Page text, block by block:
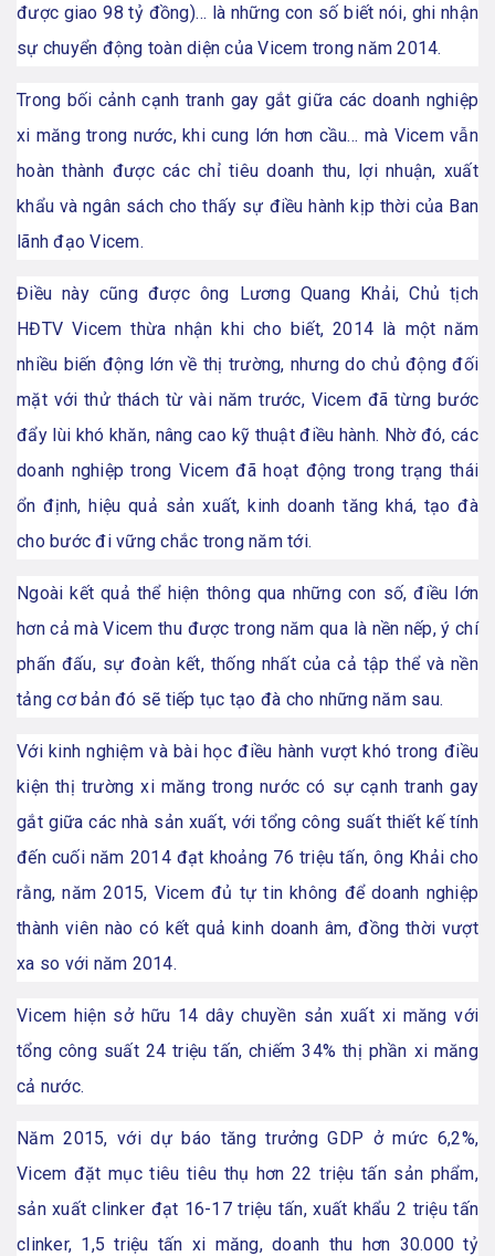
được giao 98 tỷ đồng)… là những con số biết nói, ghi nhận
sự chuyển động toàn diện của Vicem trong năm 2014.
Trong bối cảnh cạnh tranh gay gắt giữa các doanh nghiệp
xi măng trong nước, khi cung lớn hơn cầu… mà Vicem vẫn
hoàn thành được các chỉ tiêu doanh thu, lợi nhuận, xuất
khẩu và ngân sách cho thấy sự điều hành kịp thời của Ban
lãnh đạo Vicem.
Điều này cũng được ông Lương Quang Khải, Chủ tịch
HĐTV Vicem thừa nhận khi cho biết, 2014 là một năm
nhiều biến động lớn về thị trường, nhưng do chủ động đối
mặt với thử thách từ vài năm trước, Vicem đã từng bước
đẩy lùi khó khăn, nâng cao kỹ thuật điều hành. Nhờ đó, các
doanh nghiệp trong Vicem đã hoạt động trong trạng thái
ổn định, hiệu quả sản xuất, kinh doanh tăng khá, tạo đà
cho bước đi vững chắc trong năm tới.
Ngoài kết quả thể hiện thông qua những con số, điều lớn
hơn cả mà Vicem thu được trong năm qua là nền nếp, ý chí
phấn đấu, sự đoàn kết, thống nhất của cả tập thể và nền
tảng cơ bản đó sẽ tiếp tục tạo đà cho những năm sau.
Với kinh nghiệm và bài học điều hành vượt khó trong điều
kiện thị trường xi măng trong nước có sự cạnh tranh gay
gắt giữa các nhà sản xuất, với tổng công suất thiết kế tính
đến cuối năm 2014 đạt khoảng 76 triệu tấn, ông Khải cho
rằng, năm 2015, Vicem đủ tự tin không để doanh nghiệp
thành viên nào có kết quả kinh doanh âm, đồng thời vượt
xa so với năm 2014.
Vicem hiện sở hữu 14 dây chuyền sản xuất xi măng với
tổng công suất 24 triệu tấn, chiếm 34% thị phần xi măng
cả nước.
Năm 2015, với dự báo tăng trưởng GDP ở mức 6,2%,
Vicem đặt mục tiêu tiêu thụ hơn 22 triệu tấn sản phẩm,
sản xuất clinker đạt 16-17 triệu tấn, xuất khẩu 2 triệu tấn
clinker, 1,5 triệu tấn xi măng, doanh thu hơn 30.000 tỷ